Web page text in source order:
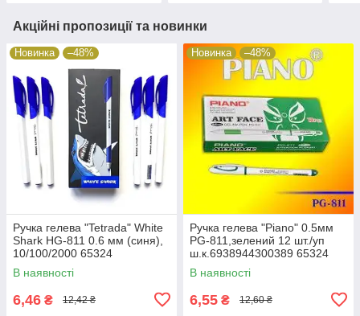
Акційні пропозиції та новинки
Новинка –48%
Ручка гелева "Tetrada" White
Shark HG-811 0.6 мм (синя),
10/100/2000 65324
В наявності
6,46 ₴ 12,42 ₴
Новинка –48%
Ручка гелева "Piano" 0.5мм
PG-811,зелений 12 шт./уп
ш.к.6938944300389 65324
В наявності
6,55 ₴ 12,60 ₴